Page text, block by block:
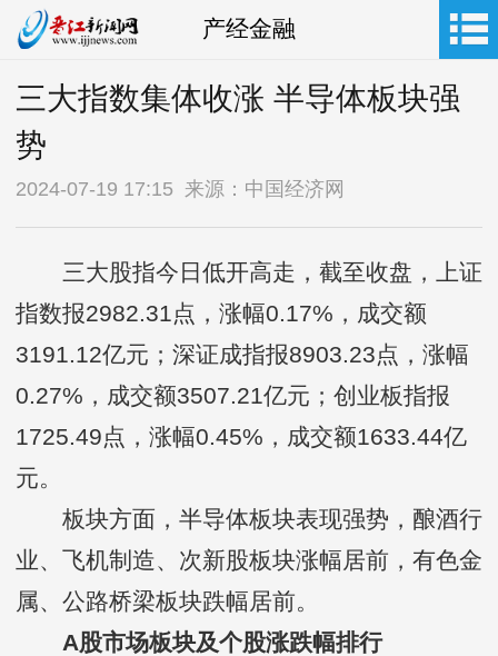
产经金融
三大指数集体收涨 半导体板块强
势
2024-07-19 17:15 来源：中国经济网
三大股指今日低开高走，截至收盘，上证
指数报2982.31点，涨幅0.17%，成交额
3191.12亿元；深证成指报8903.23点，涨幅
0.27%，成交额3507.21亿元；创业板指报
1725.49点，涨幅0.45%，成交额1633.44亿
元。
板块方面，半导体板块表现强势，酿酒行
业、飞机制造、次新股板块涨幅居前，有色金
属、公路桥梁板块跌幅居前。
A股市场板块及个股涨跌幅排行